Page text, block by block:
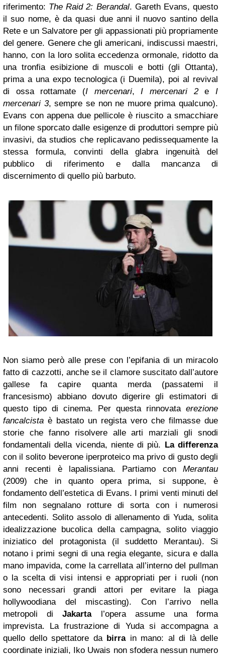
riferimento: The Raid 2: Berandal. Gareth Evans, questo
il suo nome, è da quasi due anni il nuovo santino della
Rete e un Salvatore per gli appassionati più propriamente
del genere. Genere che gli americani, indiscussi maestri,
hanno, con la loro solita eccedenza ormonale, ridotto da
una tronfia esibizione di muscoli e botti (gli Ottanta),
prima a una expo tecnologica (i Duemila), poi al revival
di ossa rottamate (I mercenari,I mercenari 2eI
mercenari 3, sempre se non ne muore prima qualcuno).
Evans con appena due pellicole è riuscito a smacchiare
un filone sporcato dalle esigenze di produttori sempre più
invasivi, da studios che replicavano pedissequamente la
stessa formula, convinti della glabra ingenuità del
pubblico di riferimento e dalla mancanza di
discernimento di quello più barbuto.
Non siamo però alle prese con l’epifania di un miracolo
fatto di cazzotti, anche se il clamore suscitato dall’autore
gallese fa capire quanta merda (passatemi il
francesismo) abbiano dovuto digerire gli estimatori di
questo tipo di cinema. Per questa rinnovata erezione
fancalcista è bastato un regista vero che filmasse due
storie che fanno risolvere alle arti marziali gli snodi
fondamentali della vicenda, niente di più.
La differenza
con il solito beverone iperproteico ma privo di gusto degli
anni recenti è lapalissiana. Partiamo con Merantau
(2009) che in quanto opera prima, si suppone, è
fondamento dell’estetica di Evans. I primi venti minuti del
film non segnalano rotture di sorta con i numerosi
antecedenti. Solito assolo di allenamento di Yuda, solita
idealizzazione bucolica della campagna, solito viaggio
iniziatico del protagonista (il suddetto Merantau). Si
notano i primi segni di una regia elegante, sicura e dalla
mano impavida, come la carrellata all’interno del pullman
o la scelta di visi intensi e appropriati per i ruoli (non
sono necessari grandi attori per evitare la piaga
hollywoodiana del miscasting). Con l’arrivo nella
metropoli diJakartal’opera assume una forma
imprevista. La frustrazione di Yuda si accompagna a
quello dello spettatore da birrain mano: al di là delle
coordinate iniziali, Iko Uwais non sfodera nessun numero